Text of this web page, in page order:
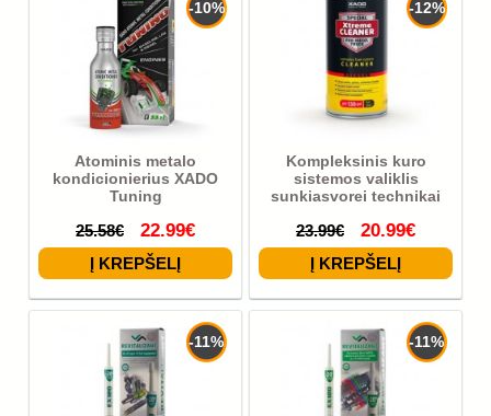
-10%
Atominis metalo
kondicionierius XADO
Tuning
25.58€ 22.99€
-12%
Kompleksinis kuro
sistemos valiklis
sunkiasvorei technikai
23.99€ 20.99€
-11% -11%